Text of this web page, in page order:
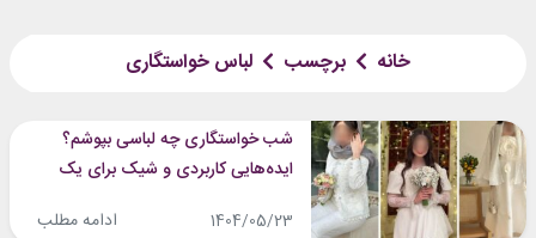
خانه برچسب لباس خواستگاری
شب خواستگاری چه لباسی بپوشم؟
ایده‌هایی کاربردی و شیک برای یک
1404/05/23 ادامه مطلب